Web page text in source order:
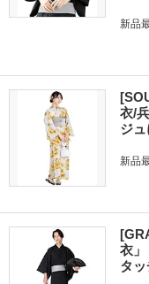
新品
衣/
ジ
新品
衣」
タ